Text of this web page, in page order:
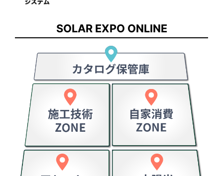
SOLAR EXPO ONLINE